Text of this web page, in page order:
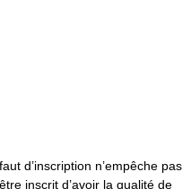
d’inscription n’empêche pas
inscrit d’avoir la qualité de